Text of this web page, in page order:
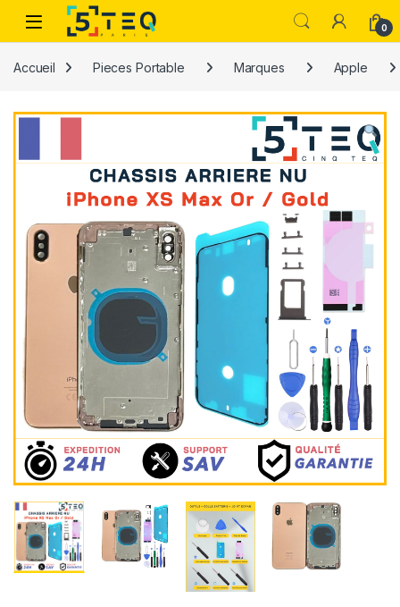
Passer à la navigation
Aller au contenu
0
Accueil Pieces Portable Marques Apple